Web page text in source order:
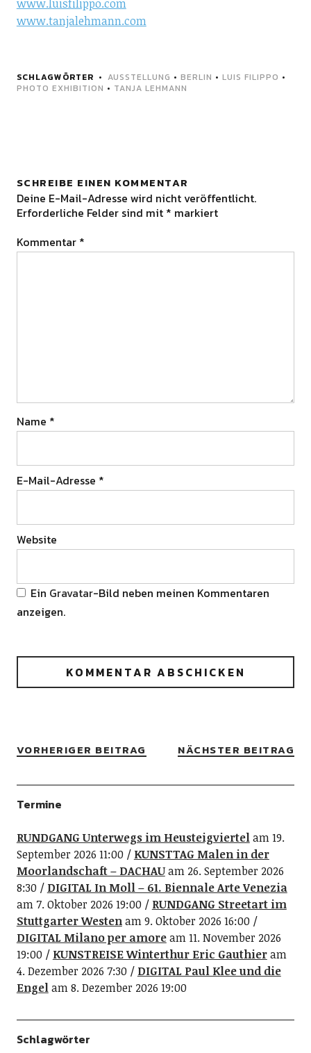
www.luisfilippo.com
www.tanjalehmann.com
SCHLAGWÖRTER AUSSTELLUNG • BERLIN • LUIS FILIPPO •
PHOTO EXHIBITION • TANJA LEHMANN
SCHREIBE EINEN KOMMENTAR
Deine E-Mail-Adresse wird nicht veröffentlicht.
Erforderliche Felder sind mit * markiert
Kommentar *
Name *
E-Mail-Adresse *
Website
Ein Gravatar-Bild neben meinen Kommentaren
anzeigen.
VORHERIGER BEITRAG NÄCHSTER BEITRAG
Termine
RUNDGANG Unterwegs im Heusteigviertelam 19.
September 2026 11:00
KUNSTTAG Malen in der
Moorlandschaft – DACHAUam 26. September 2026
8:30
DIGITAL In Moll – 61. Biennale Arte Venezia
am 7. Oktober 2026 19:00
RUNDGANG Streetart im
Stuttgarter Westenam 9. Oktober 2026 16:00
DIGITAL Milano per amoream 11. November 2026
19:00
KUNSTREISE Winterthur Eric Gauthieram
4. Dezember 2026 7:30
DIGITAL Paul Klee und die
Engelam 8. Dezember 2026 19:00
Schlagwörter